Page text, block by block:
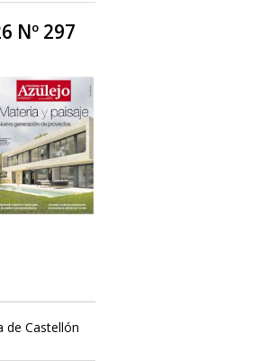
Nº 297
de Castellón